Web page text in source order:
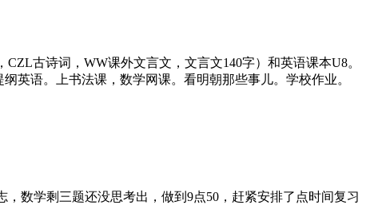
古诗词，WW课外文言文，文言文140字）和英语课本U8。
英语。上书法课，数学网课。看明朝那些事儿。学校作业。
数学剩三题还没思考出，做到9点50，赶紧安排了点时间复习